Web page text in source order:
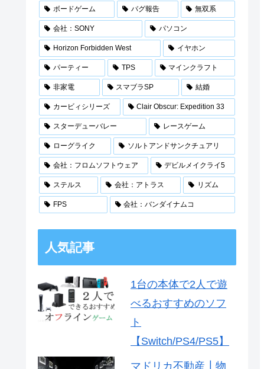
ボードゲーム バグ報告 無双系
会社：SONY パソコン
Horizon Forbidden West イヤホン
パーティー TPS マインクラフト
非家電 スマブラSP 結婚
カービィシリーズ Clair Obscur: Expedition 33
スターデューバレー レースゲーム
ローグライク ソルトアンドサンクチュアリ
会社：フロムソフトウェア デビルメイクライ5
ステルス 会社：アトラス リズム
FPS 会社：バンダイナムコ
人気記事
1台の本体で2人で遊
べるおすすめのソフ
ト
【Switch/PS4/PS5】
マドリカ不動産┃物